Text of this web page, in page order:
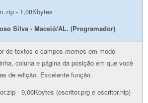
- 1,08Kbytes
Silva - Maceió/AL. (Programador)
de textos e campos memos em modo
coluna e página da posição em que você
de edição. Excelente função.
- 9,06Kbytes (escritor.prg e escritor.hlp)